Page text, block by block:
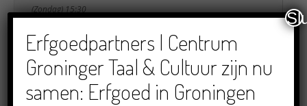
(Zondag) 15:30
LOCATIE
Café Mulder, Groningen
Erfgoedpartners | Centrum
Groninger Taal & Cultuur zijn nu
samen: Erfgoed in Groningen